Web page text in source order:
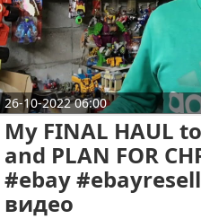
Видео про автомобили
Ремонт автомобиля
Видео про путешествия
Тест-драйв
aliexpress
ebay
Контакты
Сотрудничество
Размещение рекламы
Для правообладателей
Условия
26-10-2022 06:00
My FINAL HAUL
and PLAN FOR
#ebay
видео